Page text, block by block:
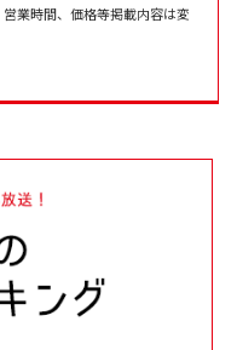
業時間、価格等掲載内容は変